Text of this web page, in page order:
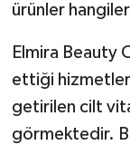
ürünler
Elmira Beauty
ettiği
getirilen cilt
görmektedir.